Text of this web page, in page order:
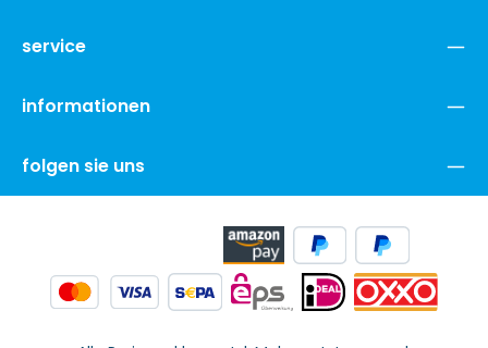
service
informationen
folgen sie uns